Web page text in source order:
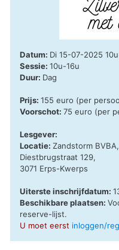
Datum: Di 15-07-2025
Sessie:10u-16u
Duur: Dag
Prijs:155 euro (per
Voorschot:75 euro (per
Lesgever:
Locatie: Zandstorm BVBA,
Diestbrugstraat 129,
3071 Erps-Kwerps
Uiterste inschrijfdatum:
Beschikbare plaatsen:
reserve-lijst.
U moet eerst inloggen/